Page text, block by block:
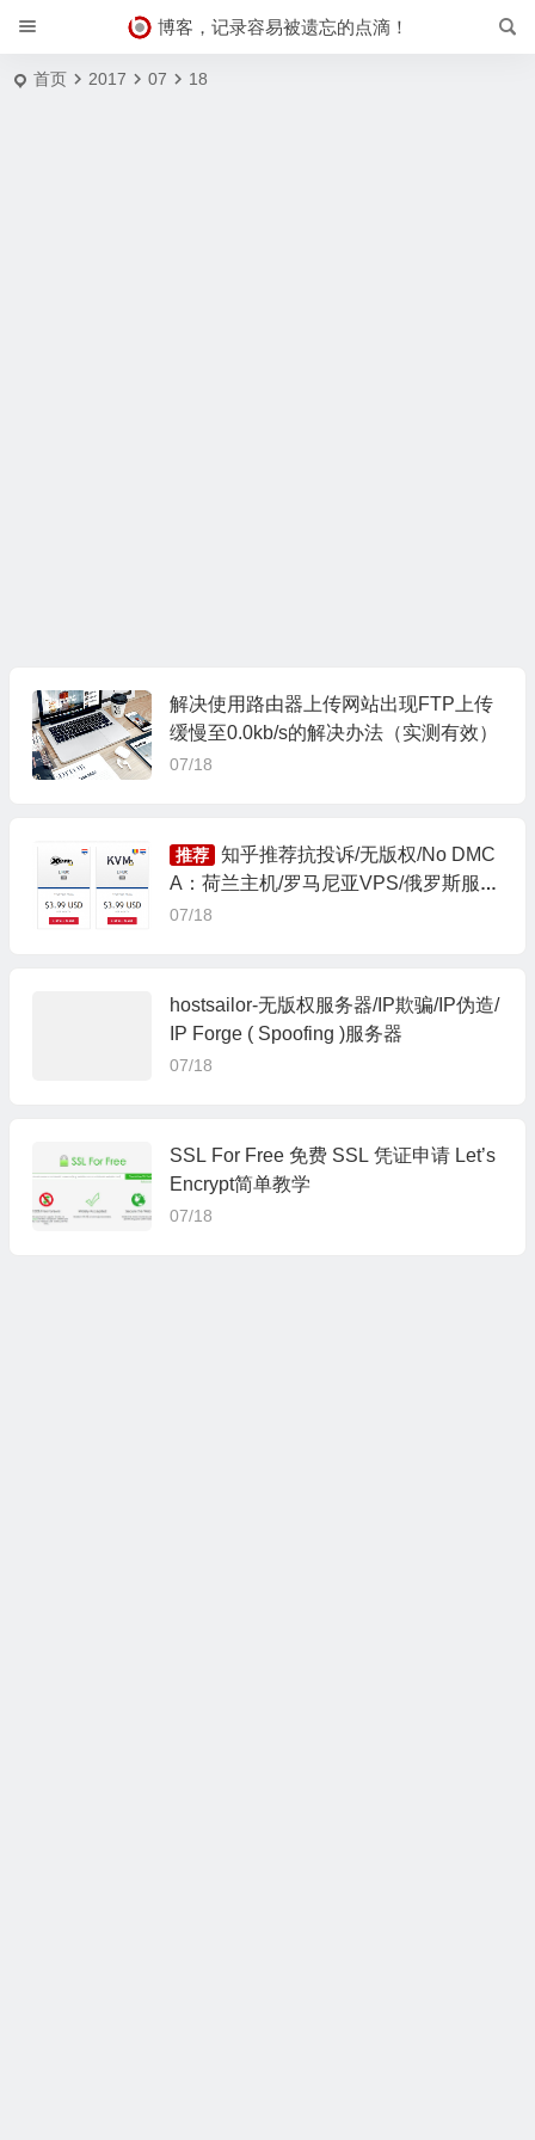
博客，记录容易被遗忘的点滴！
首页 2017 07 18
解决使用路由器上传网站出现FTP上传
缓慢至0.0kb/s的解决办法（实测有效）
07/18
推荐
知乎推荐抗投诉/无版权/No DMC
A：荷兰主机/罗马尼亚VPS/俄罗斯服务
器
07/18
hostsailor-无版权服务器/IP欺骗/IP伪造/
IP Forge ( Spoofing )服务器
07/18
SSL For Free 免费 SSL 凭证申请 Let’s
Encrypt简单教学
07/18